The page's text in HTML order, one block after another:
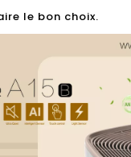
le bon choix.